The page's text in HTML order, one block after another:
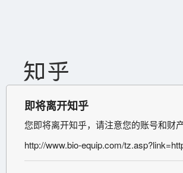
即将离开知乎
您即将离开知乎，请注意您的账号和财产